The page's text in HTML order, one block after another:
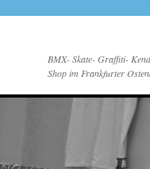
BMX- Skate- Graffiti-
Shop im Frankfurter